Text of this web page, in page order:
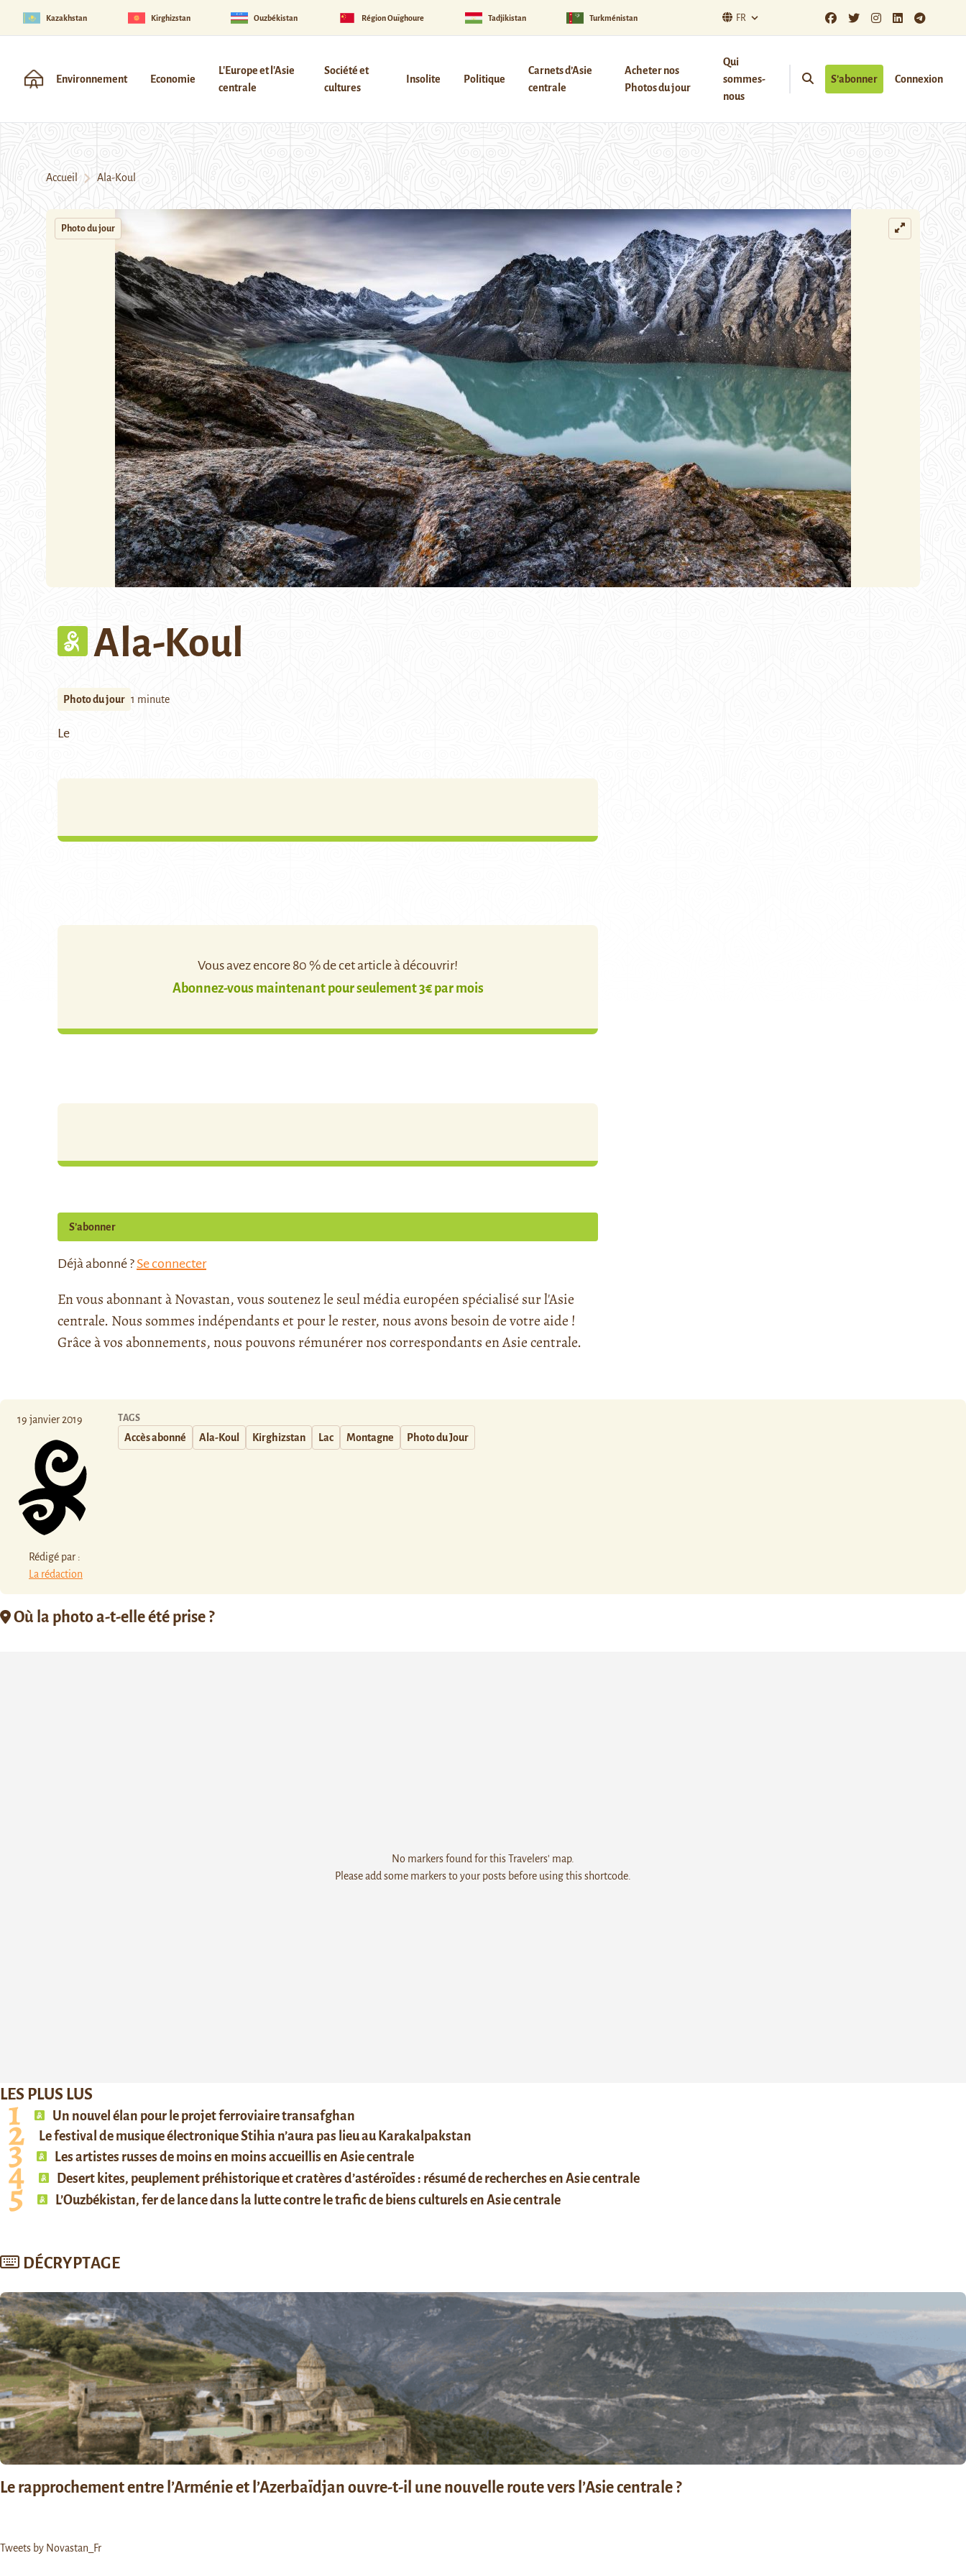
Kazakhstan Kirghizstan Ouzbékistan Région Ouïghoure Tadjikistan Turkménistan FR
Environnement Economie
L'Europe et l'Asie
centrale
Société et
cultures
Insolite Politique
Carnets d’Asie
centrale
Acheter nos
Photos du jour
Qui
sommes-
nous
S’abonner Connexion
Accueil Ala-Koul
Photo du jour
Ala-Koul
Photo du jour 1 minute
Le
Vous avez encore 80 % de cet article à découvrir!
Abonnez-vous maintenant pour seulement 3€ par mois
S’abonner
Déjà abonné ? Se connecter
En vous abonnant à Novastan, vous soutenez le seul média européen spécialisé sur l'Asie
centrale. Nous sommes indépendants et pour le rester, nous avons besoin de votre aide !
Grâce à vos abonnements, nous pouvons rémunérer nos correspondants en Asie centrale.
19 janvier 2019
Rédigé par :
La rédaction
TAGS
Accès abonné Ala-Koul Kirghizstan Lac Montagne Photo du Jour
Où la photo a-t-elle été prise ?
No markers found for this Travelers' map.
Please add some markers to your posts before using this shortcode.
LES PLUS LUS
Un nouvel élan pour le projet ferroviaire transafghan
Le festival de musique électronique Stihia n’aura pas lieu au Karakalpakstan
Les artistes russes de moins en moins accueillis en Asie centrale
Desert kites, peuplement préhistorique et cratères d’astéroïdes : résumé de recherches en Asie centrale
L’Ouzbékistan, fer de lance dans la lutte contre le trafic de biens culturels en Asie centrale
DÉCRYPTAGE
Le rapprochement entre l’Arménie et l’Azerbaïdjan ouvre-t-il une nouvelle route vers l’Asie centrale ?
Tweets by Novastan_Fr